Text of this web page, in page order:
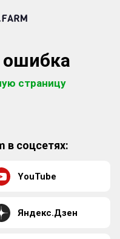
страницу
в соцсетях:
YouTube
Яндекс.Дзен